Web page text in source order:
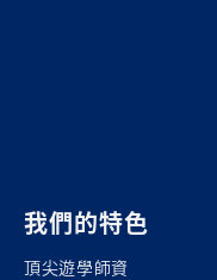
我們的特色
頂尖遊學師資